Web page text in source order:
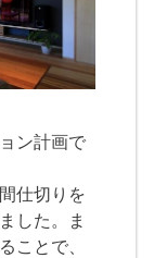
ン計画で
仕切りを
した。ま
ことで、